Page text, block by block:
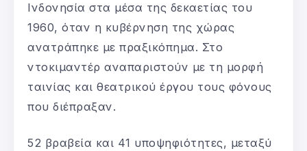
Ινδονησία στα μέσα της δεκαετίας του
1960, όταν η κυβέρνηση της χώρας
ανατράπηκε με πραξικόπημα. Στο
ντοκιμαντέρ αναπαριστούν με τη μορφή
ταινίας και θεατρικού έργου τους φόνους
που διέπραξαν.
52 βραβεία και 41 υποψηφιότητες, μεταξύ